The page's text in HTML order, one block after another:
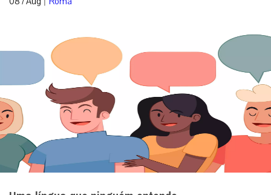
Como surgiu o costume de usar velas para a
Missa?
Conforme determina a Instrução Geral do Missal Romano no n.º
117, em qualquer Missa devem estar acesas, no mínimo, duas